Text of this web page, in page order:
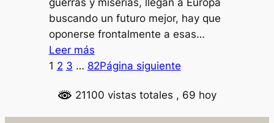
guerras y miserias, llegan a Europa
buscando un futuro mejor, hay que
oponerse frontalmente a esas…
Leer más:
Refugiados
1 2 3 … 82Página siguiente
21100 vistas totales , 69 hoy